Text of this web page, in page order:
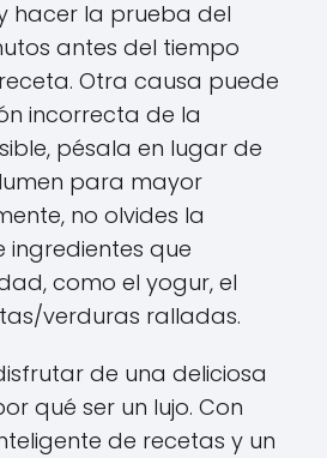
hacer la prueba del
antes del tiempo
Otra causa puede
incorrecta de la
pésala en lugar de
para mayor
no olvides la
que
como el yogur, el
verduras ralladas.
de una deliciosa
qué ser un lujo. Con
de recetas y un